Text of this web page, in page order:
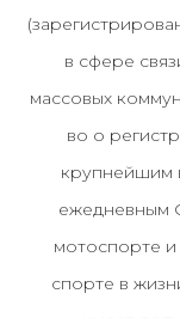
в сфере
массовых
во о
крупнейшим
ежедневным
мотоспорте
спорте в